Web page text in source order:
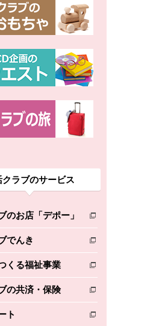
クラブのサービス
のお店「デポー」
ドウで開きます。
でんき
ドウで開きます。
くる福祉事業
ドウで開きます。
の共済・保険
ドウで開きます。
ト
ドウで開きます。